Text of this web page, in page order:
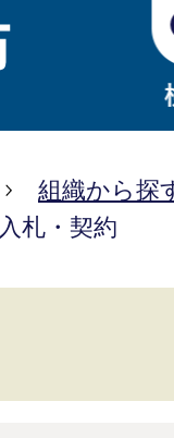
組織から探
入札・契約